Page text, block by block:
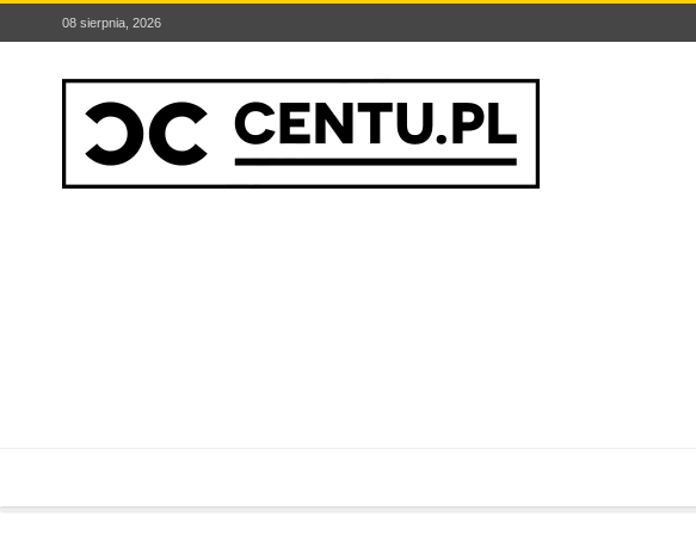
08 sierpnia, 2026